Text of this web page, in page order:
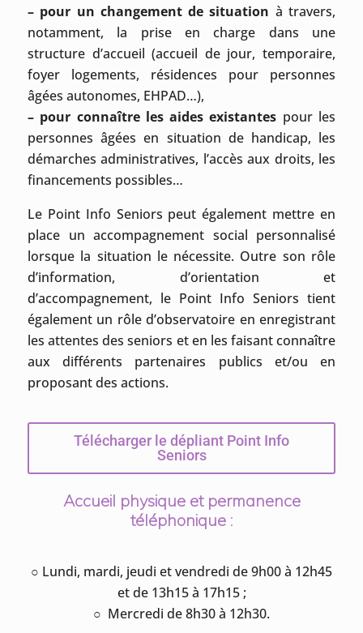
– pour un changement de situation à travers,
notamment, la prise en charge dans une
structure d’accueil (accueil de jour, temporaire,
foyer logements, résidences pour personnes
âgées autonomes, EHPAD…),
– pour connaître les aides existantes pour les
personnes âgées en situation de handicap, les
démarches administratives, l’accès aux droits, les
financements possibles…
Le Point Info Seniors peut également mettre en
place un accompagnement social personnalisé
lorsque la situation le nécessite. Outre son rôle
d’information, d’orientation et
d’accompagnement, le Point Info Seniors tient
également un rôle d’observatoire en enregistrant
les attentes des seniors et en les faisant connaître
aux différents partenaires publics et/ou en
proposant des actions.
Télécharger le dépliant Point Info
Seniors
Accueil physique et permanence
téléphonique :
○ Lundi, mardi, jeudi et vendredi de 9h00 à 12h45
et de 13h15 à 17h15 ;
○ Mercredi de 8h30 à 12h30.